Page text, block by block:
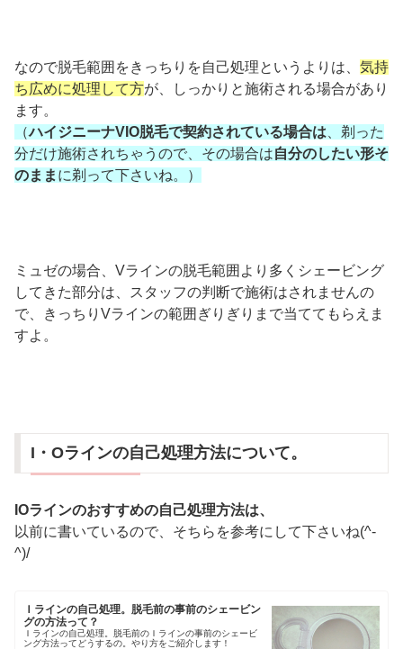
なので脱毛範囲をきっちりを自己処理というよりは、 気持
ち広めに処理して方が、しっかりと施術される場合があり
ます。
（ハイジニーナVIO脱毛で契約されている場合は 、剃った
分だけ施術されちゃうので、その場合は自分のしたい形そ
のまま に剃って下さいね。）
ミュゼの場合、Vラインの脱毛範囲より多くシェービング
してきた部分は、スタッフの判断で施術はされませんの
で、きっちりVラインの範囲ぎりぎりまで当ててもらえま
すよ。
I・Oラインの自己処理方法について。
IOラインのおすすめの自己処理方法は、
以前に書いているので、そちらを参考にして下さいね(^-
^)/
Ｉラインの自己処理。脱毛前の事前のシェービン
グの方法って？
Ｉラインの自己処理。脱毛前のＩラインの事前のシェービ
ング方法ってどうするの。やり方をご紹介します！